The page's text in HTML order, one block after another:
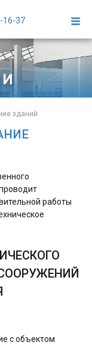
16-37
зданий
работы
с объектом